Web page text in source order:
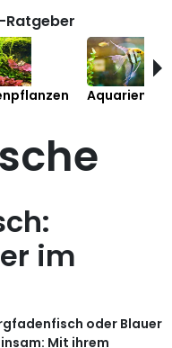
Ratgeber
im
oder Blauer
Mit ihrem